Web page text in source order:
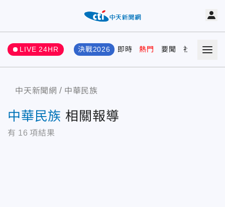
LIVE 24HR 決戰2026 即時 熱門 要聞 社會 娛樂
中天新聞網 中華民族
中華民族 相關報導
有 16 項結果